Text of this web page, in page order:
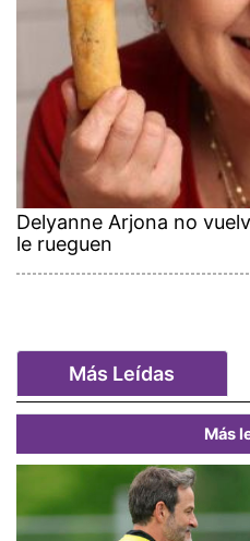
Delyanne Arjona no
le rueguen
Más Leídas
Más